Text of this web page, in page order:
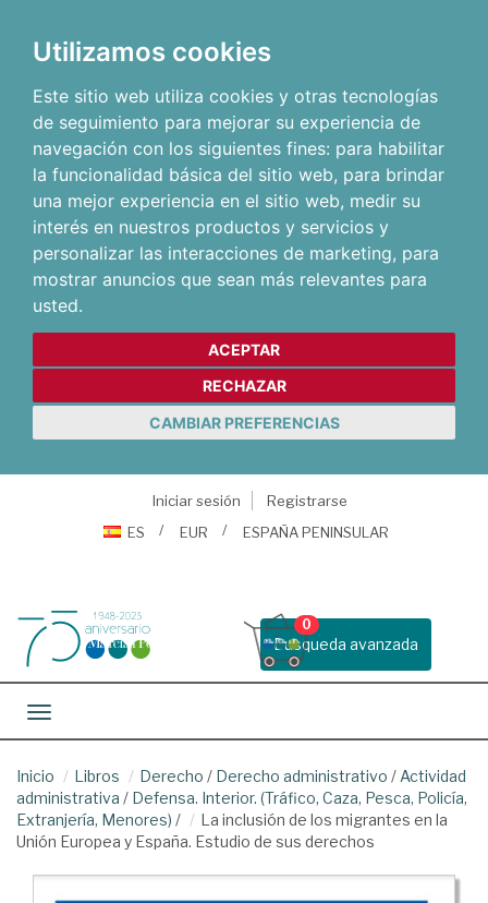
Utilizamos cookies
Este sitio web utiliza cookies y otras tecnologías
de seguimiento para mejorar su experiencia de
navegación con los siguientes fines: para habilitar
la funcionalidad básica del sitio web, para brindar
una mejor experiencia en el sitio web, medir su
interés en nuestros productos y servicios y
personalizar las interacciones de marketing, para
mostrar anuncios que sean más relevantes para
usted.
ACEPTAR
RECHAZAR
CAMBIAR PREFERENCIAS
Iniciar sesión
Registrarse
ES
EUR ESPAÑA PENINSULAR
Busqueda avanzada
0
Toggle navigation
Inicio Libros Derecho / Derecho administrativo / Actividad
administrativa / Defensa. Interior. (Tráfico, Caza, Pesca, Policía,
Extranjería, Menores) /
La inclusión de los migrantes en la
Unión Europea y España. Estudio de sus derechos